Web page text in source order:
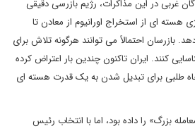
غربی در این مذاکرات، رژیم بازرسی دقیقی
هسته ای از استخراج اورانیوم از معادن تا
بازرسان احتمالاً می توانند هرگونه تلاش برای
کنند. ایران تاکنون چندین بار اعتراض کرده
طلبی برای تبدیل شدن به یک قدرت هسته ای
پیشنهاد «معامله بزرگ» را داده بود، اما با انتخاب رئیس